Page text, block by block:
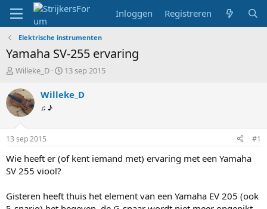
Inloggen Registreren
Elektrische instrumenten
Yamaha SV-255 ervaring
T
p
i
c
s
a
r
t
e
Willeke_D
S
a
t
u
13 sep 2015
Willeke_D
♫ ♪
13 sep 2015 #1
Wie heeft er (of kent iemand met) ervaring met een Yamaha
SV 255 viool?
Gisteren heeft thuis het element van een Yamaha EV 205 (ook